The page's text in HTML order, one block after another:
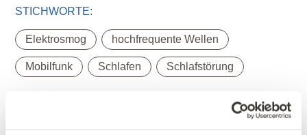
STICHWORTE:
Elektrosmog , hochfrequente Wellen
Mobilfunk , Schlafen , Schlafstörung
LESEN SIE MAGAZIN-BEITRÄGE ZUM THEMA: